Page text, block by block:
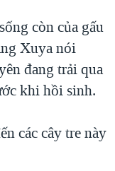
CUỘC'
còn của gấu
Xuya nói
đang trải qua
khi hồi sinh.
các cây tre này